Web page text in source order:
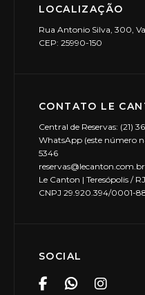
LOCALIZAÇÃO
Rua Antonio Silva, 300,
CEP: 25990-150
CONTATO LE
Central de Reservas: (21)
WhatsApp (este número
5346
reservas@lecanton.com.br
Le Canton | Teresópolis / RJ
CNPJ 29.920.394/0001-
SOCIAL